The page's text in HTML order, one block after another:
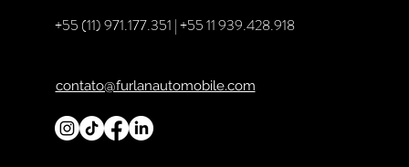
+55 (11) 971.177.351 | +55 11 939.428.918
contato@furlanautomobile.com